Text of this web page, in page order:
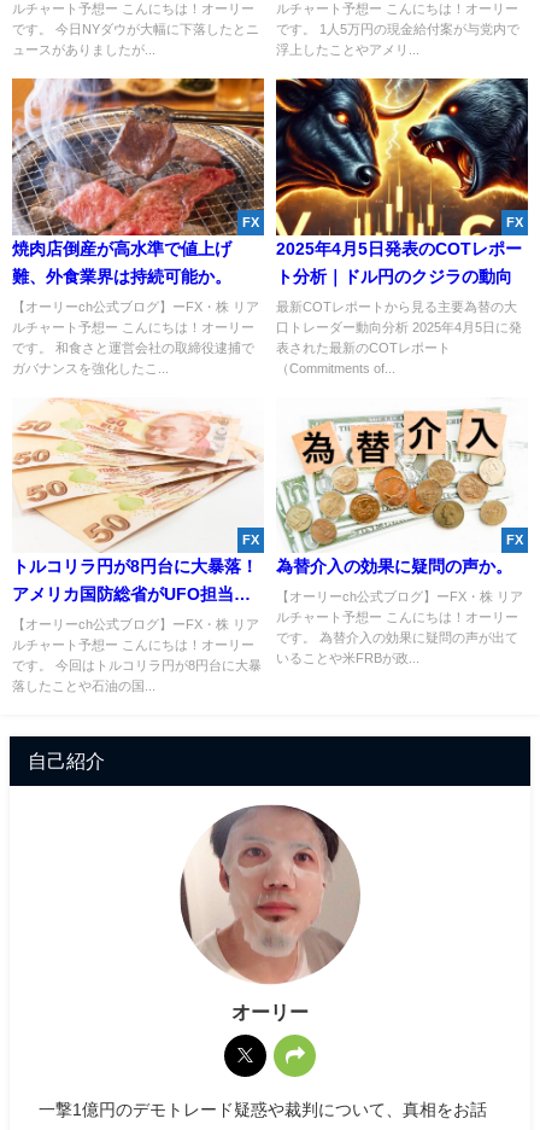
ルチャート予想ー こんにちは！オーリー
です。 今日NYダウが大幅に下落したとニ
ュースがありましたが...
ルチャート予想ー こんにちは！オーリー
です。 1人5万円の現金給付案が与党内で
浮上したことやアメリ...
FX
焼肉店倒産が高水準で値上げ
難、外食業界は持続可能か。
【オーリーch公式ブログ】ーFX・株 リア
ルチャート予想ー こんにちは！オーリー
です。 和食さと運営会社の取締役逮捕で
ガバナンスを強化したこ...
FX
2025年4月5日発表のCOTレポー
ト分析｜ドル円のクジラの動向
最新COTレポートから見る主要為替の大
口トレーダー動向分析 2025年4月5日に発
表された最新のCOTレポート
（Commitments of...
FX
トルコリラ円が8円台に大暴落！
アメリカ国防総省がUFO担当部
署を設立！
【オーリーch公式ブログ】ーFX・株 リア
ルチャート予想ー こんにちは！オーリー
です。 今回はトルコリラ円が8円台に大暴
落したことや石油の国...
FX
為替介入の効果に疑問の声か。
【オーリーch公式ブログ】ーFX・株 リア
ルチャート予想ー こんにちは！オーリー
です。 為替介入の効果に疑問の声が出て
いることや米FRBが政...
自己紹介
オーリー
一撃1億円のデモトレード疑惑や裁判について、真相をお話